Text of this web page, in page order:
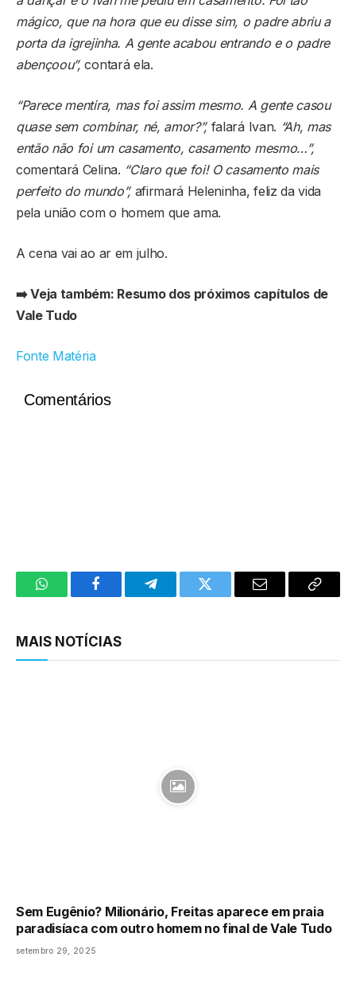
mágico, que na hora que eu disse sim, o padre abriu a
porta da igrejinha. A gente acabou entrando e o padre
abençoou”, contará ela.
“Parece mentira, mas foi assim mesmo. A gente casou
quase sem combinar, né, amor?”, falará Ivan. “Ah, mas
então não foi um casamento, casamento mesmo…”,
comentará Celina. “Claro que foi! O casamento mais
perfeito do mundo”,afirmará Heleninha, feliz da vida
pela união com o homem que ama.
A cena vai ao ar em julho.
➡️ Veja também: Resumo dos próximos capítulos de
Vale Tudo
Fonte Matéria
Comentários
WhatsAppFacebookTelegramTwitter Email
Copy
MAIS NOTÍCIAS
Sem Eugênio? Milionário, Freitas aparece em praia
paradisíaca com outro homem no final de Vale Tudo
setembro 29, 2025